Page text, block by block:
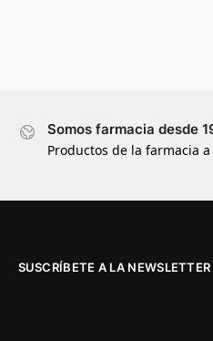
Somos farmacia desde
Productos de la farmacia a
SUSCRÍBETE A LA NEWSLETTER